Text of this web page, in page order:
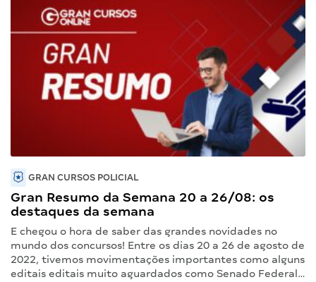
GRAN CURSOS POLICIAL
Gran Resumo da Semana 20 a 26/08: os
destaques da semana
E chegou o hora de saber das grandes novidades no
mundo dos concursos! Entre os dias 20 a 26 de agosto de
2022, tivemos movimentações importantes como alguns
editais editais muito aguardados como Senado Federal…